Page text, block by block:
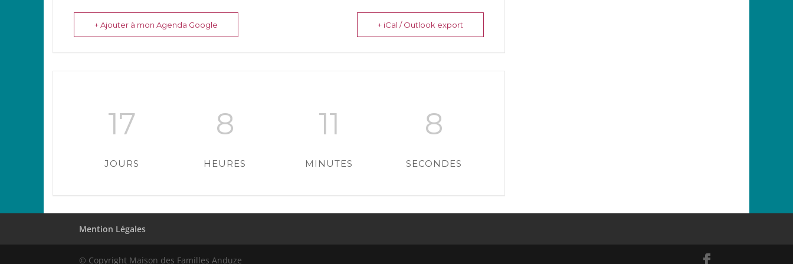
+ Ajouter à mon Agenda Google + iCal / Outlook export
17
JOURS
8
HEURES
11
MINUTES
8
SECONDES
Mention Légales
© Copyright Maison des Familles Anduze